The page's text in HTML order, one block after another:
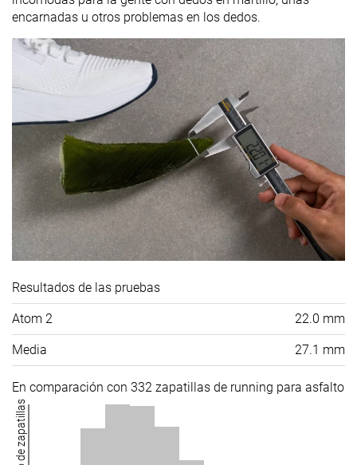
encarnadas u otros problemas en los dedos.
Resultados de las pruebas
Atom 2 22.0 mm
Media 27.1 mm
En comparación con 332 zapatillas de running para asfalto